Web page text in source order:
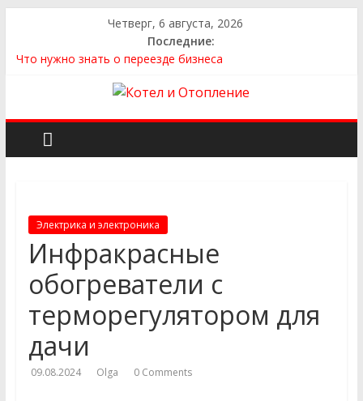
Четверг, 6 августа, 2026
Последние:
Что нужно знать о переезде бизнеса
Как выбрать сантехнику и отопление для дома в
Как найти идеальный каркасный дом для жизни за городом
и не ошибиться в выборе
Электрика и электроника
Инфракрасные
обогреватели с
терморегулятором для
дачи
09.08.2024 Olga 0 Comments